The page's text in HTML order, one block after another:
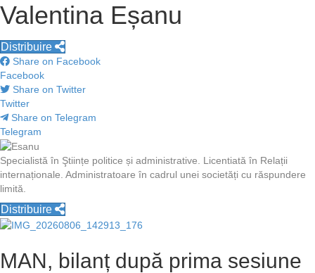
Valentina Eșanu
Distribuire
Share on Facebook
Facebook
Share on Twitter
Twitter
Share on Telegram
Telegram
Specialistă în Ştiințe politice și administrative. Licentiată în Relații
internaționale. Administratoare în cadrul unei societăți cu răspundere
limită.
Distribuire
MAN, bilanț după prima sesiune